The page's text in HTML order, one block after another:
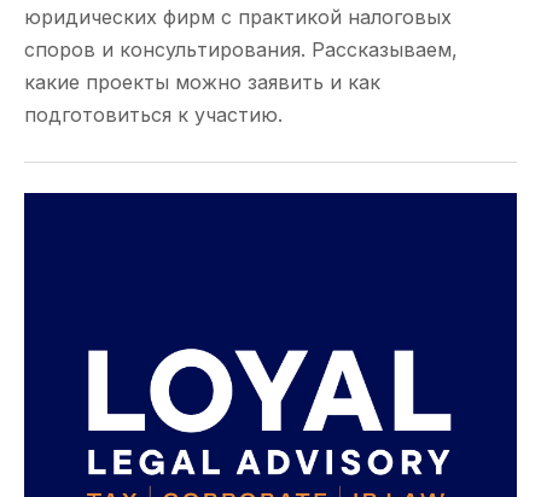
юридических фирм с практикой налоговых
споров и консультирования. Рассказываем,
какие проекты можно заявить и как
подготовиться к участию.